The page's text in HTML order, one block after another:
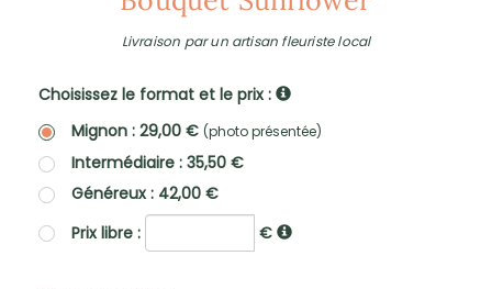
Livraison par un artisan fleuriste local
Choisissez le format et le prix :
Mignon : 29,00 € (photo présentée)
Intermédiaire : 35,50 €
Généreux : 42,00 €
Prix libre :
€